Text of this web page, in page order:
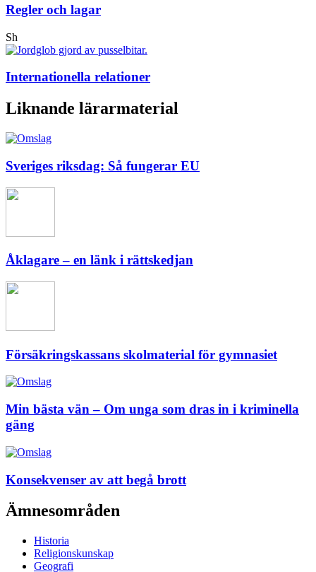
Regler och lagar
Sh
Internationella relationer
Liknande lärarmaterial
Sveriges riksdag: Så fungerar EU
Åklagare – en länk i rättskedjan
Försäkringskassans skolmaterial för gymnasiet
Min bästa vän – Om unga som dras in i kriminella
gäng
Konsekvenser av att begå brott
Ämnesområden
Historia
Religionskunskap
Geografi